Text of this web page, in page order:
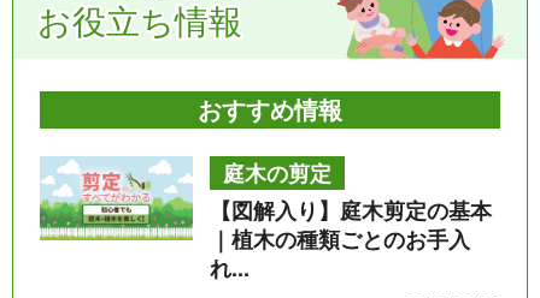
お役立ち情報
おすすめ情報
庭木の剪定
【図解入り】庭木剪定の基本
｜植木の種類ごとのお手入
れ...